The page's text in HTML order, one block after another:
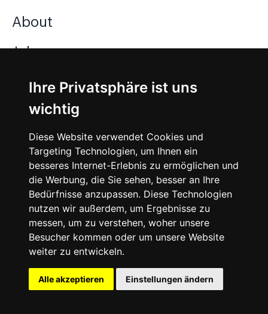
Ihre Privatsphäre ist uns
wichtig
Diese Website verwendet Cookies und
Targeting Technologien, um Ihnen ein
besseres Internet-Erlebnis zu ermöglichen und
die Werbung, die Sie sehen, besser an Ihre
Bedürfnisse anzupassen. Diese Technologien
nutzen wir außerdem, um Ergebnisse zu
messen, um zu verstehen, woher unsere
Besucher kommen oder um unsere Website
weiter zu entwickeln.
Alle akzeptieren Einstellungen ändern
About
Jobs
Instagram
Facebook
Vimeo
2026SNEAKERᴰᴱ
Impressum Datenschutz
Cookie-Einstellungen Deutsch